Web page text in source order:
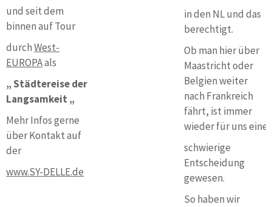
und seit dem
binnen auf Tour
durchWest-
EUROPAals
„ Städtereise der
Langsamkeit „
Mehr Infos gerne
über Kontakt auf
der
www.SY-DELLE.de
in den NL und das
berechtigt.
Ob man hier über
Maastricht oder
Belgien weiter
nach Frankreich
fährt, ist immer
wieder für uns eine
schwierige
Entscheidung
gewesen.
So haben wir